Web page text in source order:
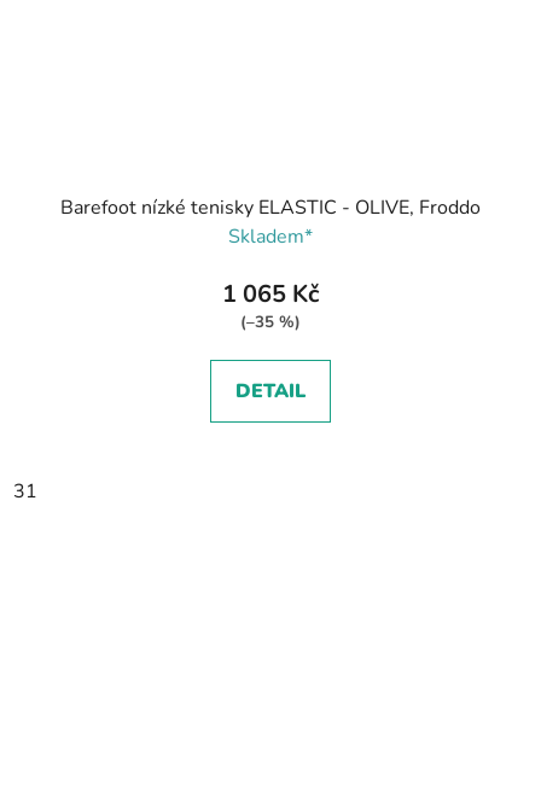
Barefoot nízké tenisky ELASTIC - OLIVE, Froddo
Skladem*
1 065 Kč
(–35 %)
DETAIL
31